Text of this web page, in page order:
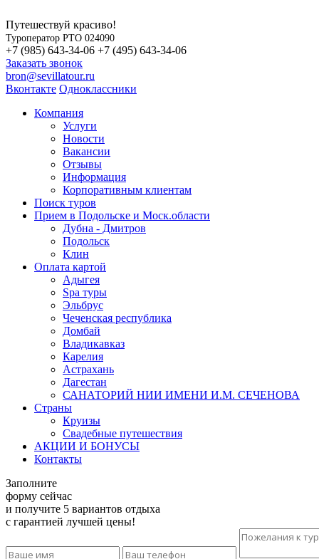
Путешествуй красиво!
Туроператор РТО 024090
+7 (985) 643-34-06 +7 (495) 643-34-06
Заказать звонок
bron@sevillatour.ru
Вконтакте Одноклассники
Компания
Услуги
Новости
Вакансии
Отзывы
Информация
Корпоративным клиентам
Поиск туров
Прием в Подольске и Моск.области
Дубна - Дмитров
Подольск
Клин
Оплата картой
Адыгея
Spa туры
Эльбрус
Чеченская республика
Домбай
Владикавказ
Карелия
Астрахань
Дагестан
САНАТОРИЙ НИИ ИМЕНИ И.М. СЕЧЕНОВА
Страны
Круизы
Свадебные путешествия
АКЦИИ И БОНУСЫ
Контакты
Заполните
форму сейчас
и получите 5 вариантов отдыха
с гарантией лучшей цены!